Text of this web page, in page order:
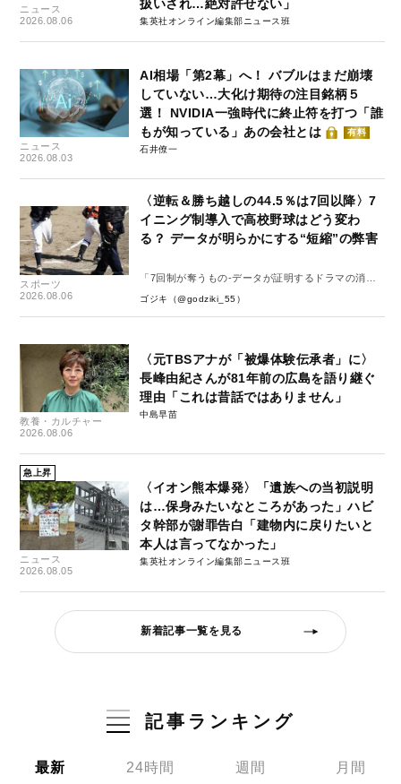
ニュース
2026.08.06
扱いされ…絶対許せない」
集英社オンライン編集部ニュース班
ニュース
2026.08.03
AI相場「第2幕」へ！ バブルはまだ崩壊
していない…大化け期待の注目銘柄５
選！ NVIDIA一強時代に終止符を打つ「誰
もが知っている」あの会社とは
有料
石井僚一
スポーツ
2026.08.06
〈逆転＆勝ち越しの44.5％は7回以降〉7
イニング制導入で高校野球はどう変わ
る？ データが明らかにする“短縮”の弊害
「7回制が奪うもの-データが証明するドラマの消
失-」
ゴジキ（@godziki_55）
教養・カルチャー
2026.08.06
〈元TBSアナが「被爆体験伝承者」に〉
長峰由紀さんが81年前の広島を語り継ぐ
理由「これは昔話ではありません」
中島早苗
急上昇
ニュース
2026.08.05
〈イオン熊本爆発〉「遺族への当初説明
は…保身みたいなところがあった」ハビ
タ幹部が謝罪告白「建物内に戻りたいと
本人は言ってなかった」
集英社オンライン編集部ニュース班
新着記事一覧を見る
記事ランキング
最新 24時間 週間 月間